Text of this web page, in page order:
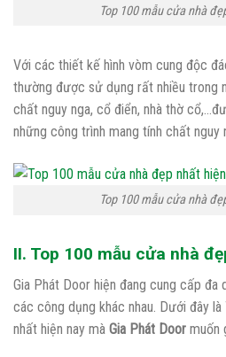
Top 100 mẫu cửa nhà
Với các thiết kế hình vòm cung độc
thường được sử dụng rất nhiều trong
chất nguy nga, cổ điển, nhà thờ
những công trình mang tính chất nguy
Top 100 mẫu cửa nhà
II. Top 100 mẫu cửa nhà
Gia Phát Door hiện đang cung cấp đa
các công dụng khác nhau. Dưới đây
nhất hiện nay mà Gia Phát Door muốn